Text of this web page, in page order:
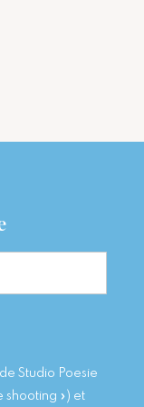
Studio Poesie
shooting ») et